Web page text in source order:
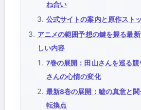
ね合い
公式サイトの案内と原作スト
アニメの範囲予想の鍵を握る最
しい内容
7巻の展開：田山さんを巡る
さんの心情の変化
最新8巻の展開：嘘の真意と
転換点